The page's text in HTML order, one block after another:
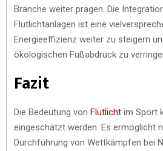
Branche weiter prägen. Die
Flutlichtanlagen ist eine
Energieeffizienz weiter zu steigern
ökologischen Fußabdruck zu
Fazit
Die Bedeutung von Flutlicht im Sport
eingeschätzt werden. Es ermöglicht
Durchführung von Wettkämpfen bei